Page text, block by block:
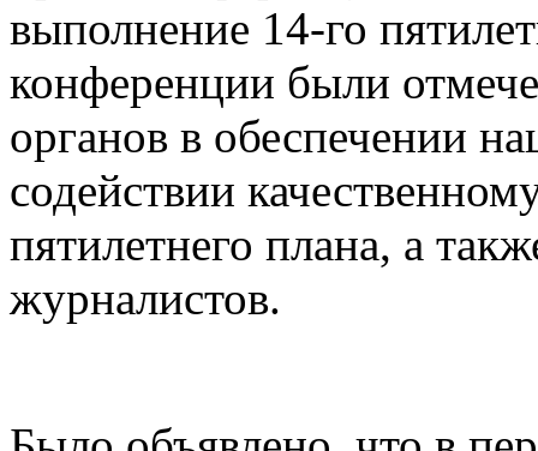
выполнение 14-го
конференции были
органов в обеспечении
содействии
пятилетнего плана, а
журналистов.